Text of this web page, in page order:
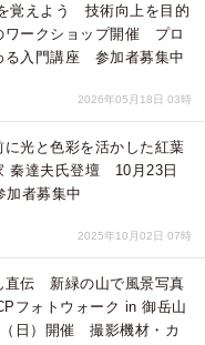
覚えよう 技術向上を目的
ワークショップ開催 プロ
る入門講座 参加者募集中
2026年05月18日 03時
に光と色彩を活かした紅葉
秦達夫氏登壇 10月23日
加者募集中
2025年10月02日 07時
直伝 新緑の山で風景写真
フォトウォーク in 御岳山
日）開催 撮影機材・カ